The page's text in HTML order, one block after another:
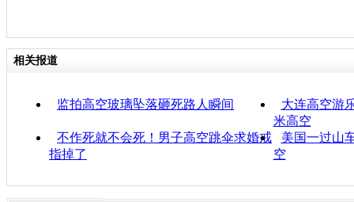
相关报道
监拍高空玻璃坠落砸死路人瞬间
大连高空游
米高空
不作死就不会死！男子高空跳伞求婚戒
指掉了
美国一过山
空